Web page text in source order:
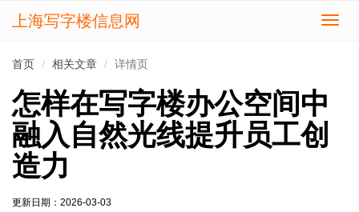
切
上海写字楼信息网
首页 相关文章 详情页
怎样在写字楼办公空间中
融入自然光线提升员工创
造力
更新日期： 2026-03-03